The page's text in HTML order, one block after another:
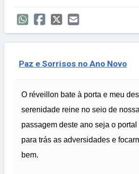
Paz e Sorrisos no Ano Novo
O réveillon bate à porta e meu
serenidade reine no seio de
passagem deste ano seja o
para trás as adversidades e
bem.